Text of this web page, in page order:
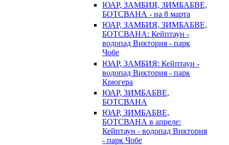
ЮАР, ЗАМБИЯ, ЗИМБАБВЕ,
БОТСВАНА - на 8 марта
ЮАР, ЗАМБИЯ, ЗИМБАБВЕ,
БОТСВАНА: Кейптаун -
водопад Виктория - парк
Чобе
ЮАР, ЗАМБИЯ: Кейптаун -
водопад Виктория - парк
Крюгера
ЮАР, ЗИМБАБВЕ,
БОТСВАНА
ЮАР, ЗИМБАБВЕ,
БОТСВАНА в апреле:
Кейптаун - водопад Виктория
- парк Чобе